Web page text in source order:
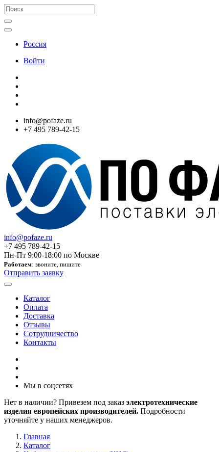
Россия
Войти
info@pofaze.ru
+7 495 789-42-15
info@pofaze.ru
+7 495 789-42-15
Пн-Пт 9:00-18:00 по Москве
Работаем: звоните, пишите
Отправить заявку
Каталог
Оплата
Доставка
Отзывы
Сотрудничество
Контакты
Мы в соцсетях
Нет в наличии? Привезем под заказ электротехнические
изделия европейских производителей. Подробности
уточняйте у наших менеджеров.
Главная
Каталог